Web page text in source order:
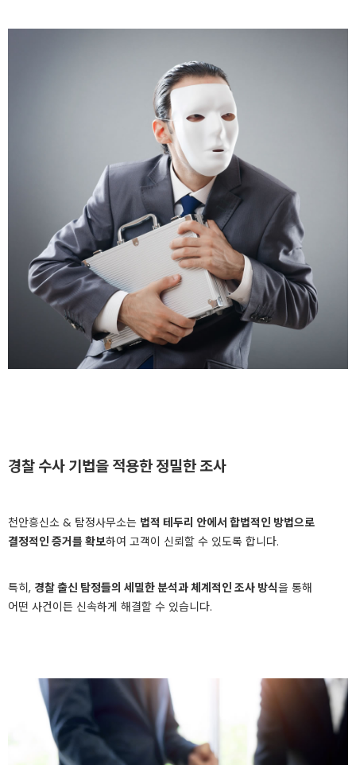
경찰 수사 기법을 적용한 정밀한 조사
천안흥신소 & 탐정사무소는 법적 테두리 안에서 합법적인 방법으로
결정적인 증거를 확보하여 고객이 신뢰할 수 있도록 합니다.
특히, 경찰 출신 탐정들의 세밀한 분석과 체계적인 조사 방식을 통해
어떤 사건이든 신속하게 해결할 수 있습니다.